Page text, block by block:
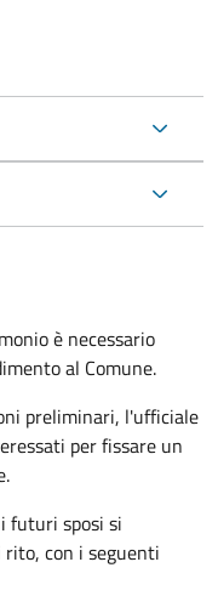
è necessario
al Comune.
preliminari, l'ufficiale
per fissare un
futuri sposi si
rito, con i seguenti